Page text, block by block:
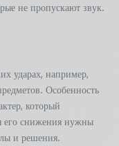
не пропускают звук.
ударах, например,
Особенность
который
его снижения нужны
и решения.